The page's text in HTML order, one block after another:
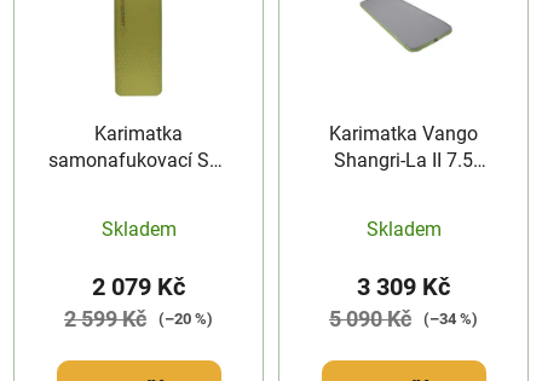
Karimatka
samonafukovací Sea
Skladem
2 079 Kč
2 599 Kč (–20 %)
Karimatka Vango
Shangri-La II 7.5
Skladem
3 309 Kč
5 090 Kč (–34 %)